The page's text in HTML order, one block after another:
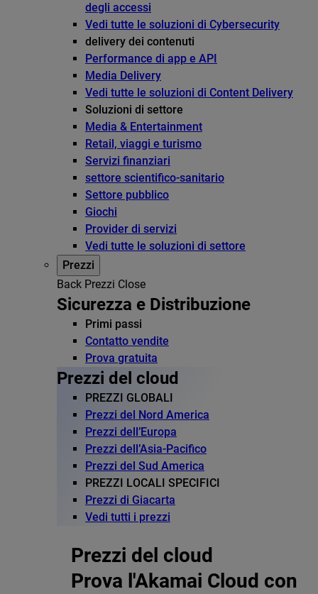
degli accessi
Vedi tutte le soluzioni di Cybersecurity
delivery dei contenuti
Performance di app e API
Media Delivery
Vedi tutte le soluzioni di Content Delivery
Soluzioni di settore
Media & Entertainment
Retail, viaggi e turismo
Servizi finanziari
settore scientifico-sanitario
Settore pubblico
Giochi
Provider di servizi
Vedi tutte le soluzioni di settore
Prezzi
Back Prezzi Close
Sicurezza e Distribuzione
Primi passi
Contatto vendite
Prova gratuita
Prezzi del cloud
PREZZI GLOBALI
Prezzi del Nord America
Prezzi dell’Europa
Prezzi dell’Asia-Pacifico
Prezzi del Sud America
PREZZI LOCALI SPECIFICI
Prezzi di Giacarta
Vedi tutti i prezzi
Prezzi del cloud
Prova l'Akamai Cloud con